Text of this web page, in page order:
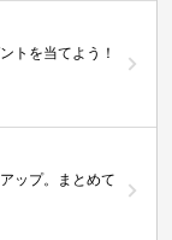
トを当てよう！
ップ。まとめて